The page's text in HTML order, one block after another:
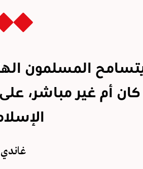
المسلمون
كان أم غير مباشر،
غاندي